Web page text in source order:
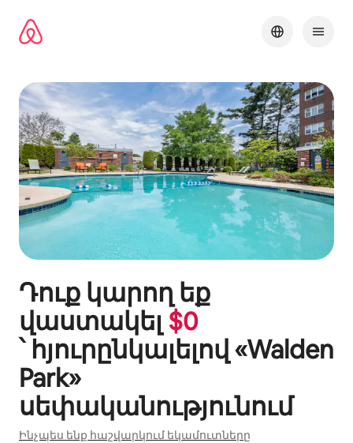
բովանդակությանը
Դուք կարող եք
վաստակել $0
՝ հյուրընկալելով «Walden
Park»
սեփականությունում
Ինչպես ենք հաշվարկում եկամուտները